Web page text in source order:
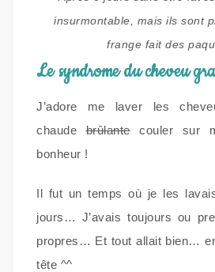
insurmontable, mais ils sont
frange fait des
Le syndrome du cheveu
J’adore me laver les
chaudebrûlantecouler sur
bonheur !
Il fut un temps où je les
jours… J’avais toujours ou
propres… Et tout allait bien…
tête ^^